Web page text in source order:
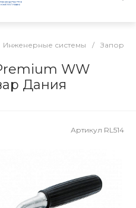
Инженерные системы /
WW
Дания
Артикул RL514